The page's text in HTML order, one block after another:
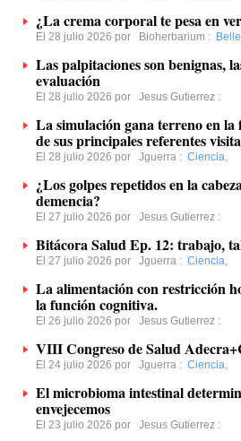
¿La crema corporal te pesa en
El 28 julio 2026 por Bioherbarium :
Las palpitaciones son benignas,
evaluación
El 28 julio 2026 por Jesus Gutierrez :
La simulación gana terreno en
de sus principales referentes
El 28 julio 2026 por Jguerra : Ciencia,
¿Los golpes repetidos en la
demencia?
El 27 julio 2026 por Jesus Gutierrez :
Bitácora Salud Ep. 12: trabajo,
El 27 julio 2026 por Jguerra : Ciencia,
La alimentación con restricción
la función cognitiva.
El 26 julio 2026 por Jesus Gutierrez :
VIII Congreso de Salud
El 24 julio 2026 por Jguerra : Ciencia,
El microbioma intestinal
envejecemos
El 23 julio 2026 por Jesus Gutierrez :